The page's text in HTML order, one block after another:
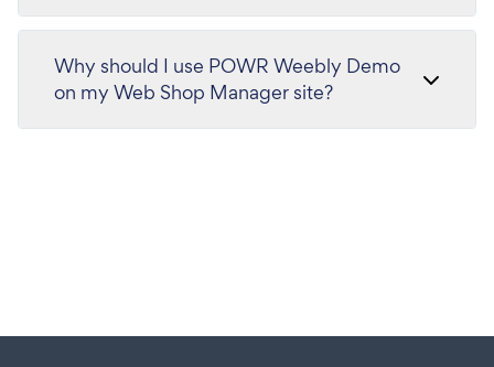
Why should I use POWR Weebly Demo
on my Web Shop Manager site?